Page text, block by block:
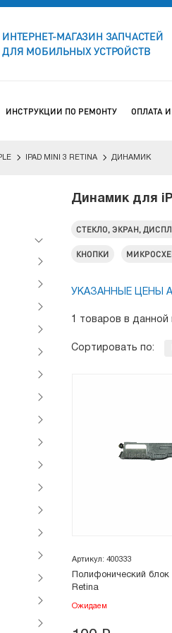
ИНТЕРНЕТ-МАГАЗИН ЗАПЧАСТЕЙ
ДЛЯ МОБИЛЬНЫХ УСТРОЙСТВ
ИНСТРУКЦИИ ПО РЕМОНТУ ОПЛАТА
IPAD MINI 3 RETINA ДИНАМИК
Динамик для
СТЕКЛО, ЭКРАН,
КНОПКИ
УКАЗАННЫЕ ЦЕНЫ
1 товаров в данной
Сортировать по:
Артикул: 400333
Полифонический
Retina
Ожидаем